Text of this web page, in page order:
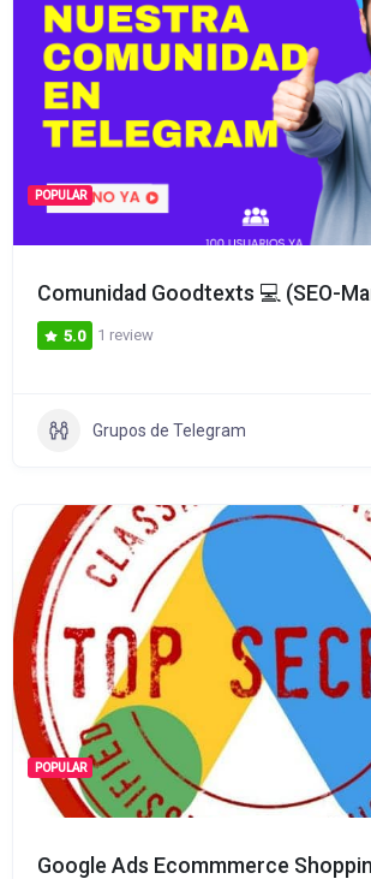
POPULAR
Comunidad Goodtexts 💻 (SEO-
5.0 1 review
Grupos de Telegram
POPULAR
Google Ads Ecommmerce